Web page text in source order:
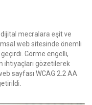
dijital mecralara eşit ve
web sitesinde önemli
geçirdi. Görme engelli,
ihtiyaçları gözetilerek
sayfası WCAG 2.2 AA